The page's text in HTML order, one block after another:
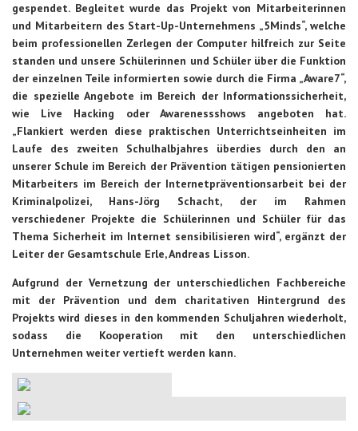
gespendet. Begleitet wurde das Projekt von Mitarbeiterinnen
und Mitarbeitern des Start-Up-Unternehmens „5Minds“, welche
beim professionellen Zerlegen der Computer hilfreich zur Seite
standen und unsere Schülerinnen und Schüler über die Funktion
der einzelnen Teile informierten sowie durch die Firma „Aware7“,
die spezielle Angebote im Bereich der Informationssicherheit,
wie Live Hacking oder Awarenessshows angeboten hat.
„Flankiert werden diese praktischen Unterrichtseinheiten im
Laufe des zweiten Schulhalbjahres überdies durch den an
unserer Schule im Bereich der Prävention tätigen pensionierten
Mitarbeiters im Bereich der Internetpräventionsarbeit bei der
Kriminalpolizei, Hans-Jörg Schacht, der im Rahmen
verschiedener Projekte die Schülerinnen und Schüler für das
Thema Sicherheit im Internet sensibilisieren wird“, ergänzt der
Leiter der Gesamtschule Erle, Andreas Lisson.
Aufgrund der Vernetzung der unterschiedlichen Fachbereiche
mit der Prävention und dem charitativen Hintergrund des
Projekts wird dieses in den kommenden Schuljahren wiederholt,
sodass die Kooperation mit den unterschiedlichen
Unternehmen weiter vertieft werden kann.